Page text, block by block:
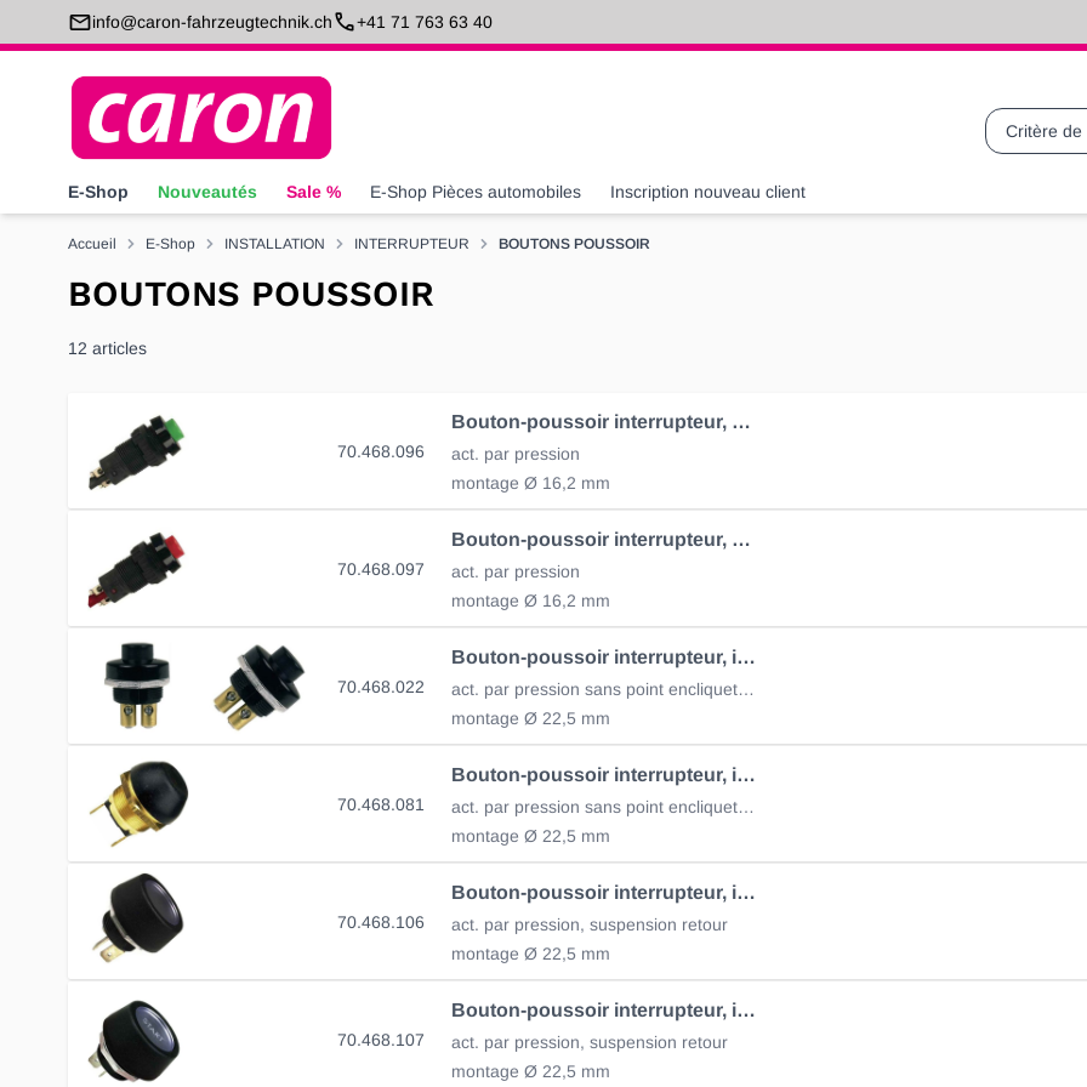
Allez au contenuinfo@caron-fahrzeugtechnik.ch +41 71 763 63 40
Recherche
E-Shop Nouveautés Sale % E-Shop Pièces automobiles Inscription nouveau client
Accueil E-Shop INSTALLATION INTERRUPTEUR BOUTONS POUSSOIR
BOUTONS POUSSOIR
12 articles
70.468.096
Bouton-poussoir interrupteur, contact à fermeture, vert
act. par pression
montage Ø 16,2 mm
70.468.097
Bouton-poussoir interrupteur, contact à ouverture, rouge
act. par pression
montage Ø 16,2 mm
70.468.022
Bouton-poussoir interrupteur, interrupteur on/off
act. par pression sans point encliquetage
montage Ø 22,5 mm
70.468.081
Bouton-poussoir interrupteur, interrupteur on/off 70.468.081
act. par pression sans point encliquetage
montage Ø 22,5 mm
70.468.106
Bouton-poussoir interrupteur, interrupteur on/off 70.468.106
act. par pression, suspension retour
montage Ø 22,5 mm
70.468.107
Bouton-poussoir interrupteur, interrupteur START
act. par pression, suspension retour
montage Ø 22,5 mm